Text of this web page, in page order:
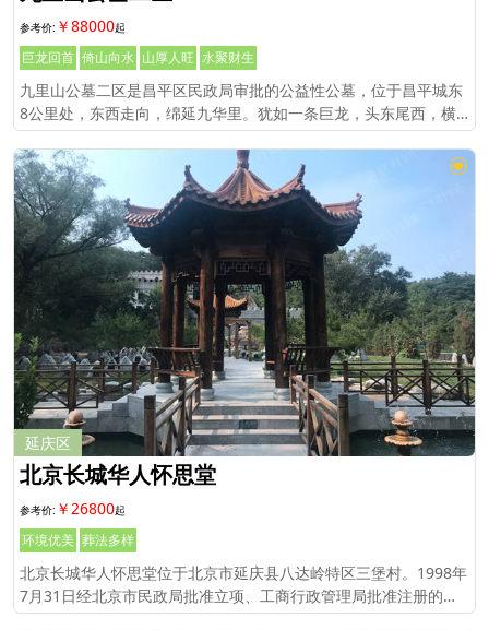
￥88000
巨龙回首 倚山向水 山厚人旺 水聚财生
九里山公墓二区是昌平区民政局审批的公益性公墓，位于昌平城东
8公里处，东西走向，绵延九华里。犹如一条巨龙，头东尾西，横
卧在燕山前面。只有京密运河龙泉之水，自东向西环山流过。
延庆区
北京长城华人怀思堂
￥26800
环境优美 葬法多样
北京长城华人怀思堂位于北京市延庆县八达岭特区三堡村。1998年
7月31日经北京市民政局批准立项、工商行政管理局批准注册的企
业法人，专营骨灰存放和殡葬服务业务。